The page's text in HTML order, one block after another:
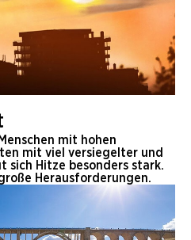
mit hohen
mit viel versiegelter und
sich Hitze besonders stark.
Herausforderungen.